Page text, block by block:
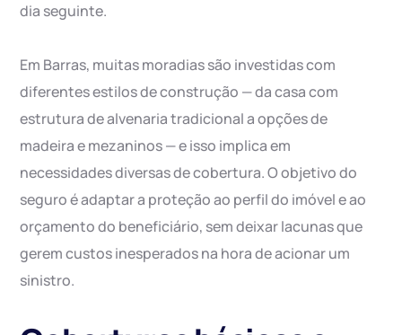
dia seguinte.
Em Barras, muitas moradias são investidas com
diferentes estilos de construção — da casa com
estrutura de alvenaria tradicional a opções de
madeira e mezaninos — e isso implica em
necessidades diversas de cobertura. O objetivo do
seguro é adaptar a proteção ao perfil do imóvel e ao
orçamento do beneficiário, sem deixar lacunas que
gerem custos inesperados na hora de acionar um
sinistro.